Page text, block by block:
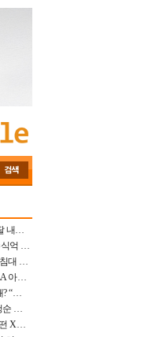
배우 최일순, 이혼 후 20년 산속 생활 “딸 내가 버렸다고 원망‥맘 아파”(특종)[어제TV]
‘혼외자→유부남’ 정우성 근황 포착, 수식억 해킹 피해 후배 만났다 “존경하는”
집 공개 유재석, 결혼사진 라면 냄비 받침대 되고 분노‥가족사진도 피해(놀뭐)[어제TV]
백윤식 손녀+정시아 딸 첫 유화 공개, LA 아트쇼→서울국제조각페스타 작가다운 수준급 실력
유혜리, 배우 이근희과 1년 반만 이혼 왜? “식칼 꽂고 의자 던져” 충격 폭로(특종)[어제TV]
임지연, 그림 같은 발리 배경? 뼈말라 청순 비키니 핏에 상대 안 되네
김성수, ♥박소윤 집 이불 폐기 처분 “어떤 X이랑 썼을지 몰라” 질투(신랑수업2)[어제TV]